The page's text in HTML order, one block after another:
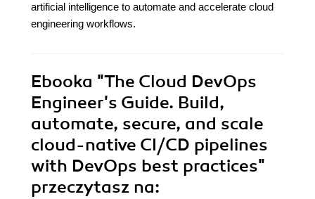
artificial intelligence to automate and accelerate cloud
engineering workflows.
Ebooka "The Cloud DevOps
Engineer's Guide. Build,
automate, secure, and scale
cloud-native CI/CD pipelines
with DevOps best practices"
przeczytasz na: